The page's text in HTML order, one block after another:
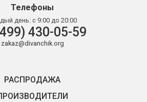
Телефоны
день: с 9:00 до 20:00
430-05-59
zakaz@divanchik.org
РАСПРОДАЖА